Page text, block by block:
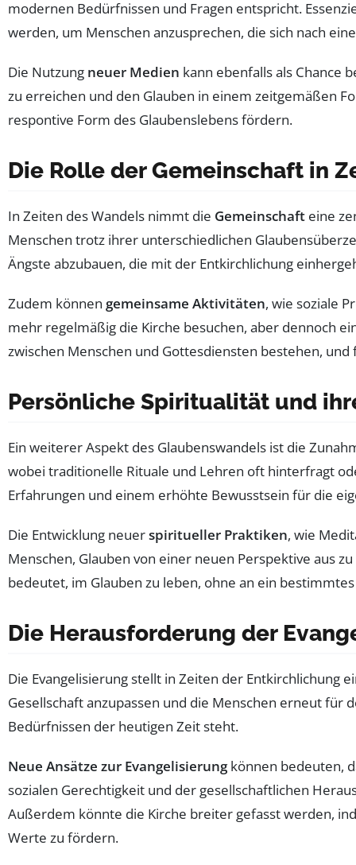
modernen Bedürfnissen und Fragen entspricht.
werden, um Menschen anzusprechen, die sich nach
Die Nutzung neuer Medien kann ebenfalls als Chance
zu erreichen und den Glauben in einem zeitgemäßen
respontive Form des Glaubenslebens fördern.
Die Rolle der Gemeinschaft in
In Zeiten des Wandels nimmt die Gemeinschaft eine
Menschen trotz ihrer unterschiedlichen
Ängste abzubauen, die mit der Entkirchlichung
Zudem können gemeinsame Aktivitäten, wie soziale
mehr regelmäßig die Kirche besuchen, aber dennoch
zwischen Menschen und Gottesdiensten bestehen,
Persönliche Spiritualität und
Ein weiterer Aspekt des Glaubenswandels ist die
wobei traditionelle Rituale und Lehren oft hinterfragt
Erfahrungen und einem erhöhte Bewusstsein für die
Die Entwicklung neuerspiritueller Praktiken, wie
Menschen, Glauben von einer neuen Perspektive aus
bedeutet, im Glauben zu leben, ohne an ein
Die Herausforderung der
Die Evangelisierung stellt in Zeiten der Entkirchlichung
Gesellschaft anzupassen und die Menschen erneut für
Bedürfnissen der heutigen Zeit steht.
Neue Ansätze zur Evangelisierungkönnen bedeuten,
sozialen Gerechtigkeit und der gesellschaftlichen
Außerdem könnte die Kirche breiter gefasst werden,
Werte zu fördern.